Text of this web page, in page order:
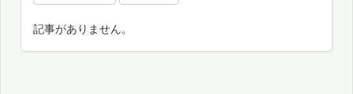
記事がありません。